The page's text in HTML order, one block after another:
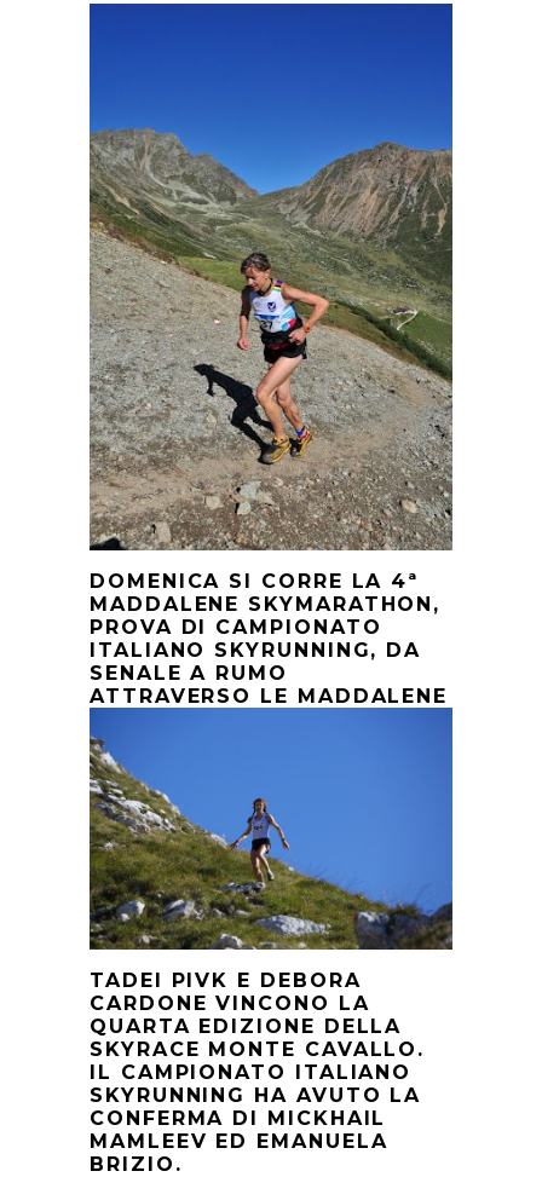
DOMENICA SI CORRE LA 4ª
MADDALENE SKYMARATHON,
PROVA DI CAMPIONATO
ITALIANO SKYRUNNING, DA
SENALE A RUMO
ATTRAVERSO LE MADDALENE
TADEI PIVK E DEBORA
CARDONE VINCONO LA
QUARTA EDIZIONE DELLA
SKYRACE MONTE CAVALLO.
IL CAMPIONATO ITALIANO
SKYRUNNING HA AVUTO LA
CONFERMA DI MICKHAIL
MAMLEEV ED EMANUELA
BRIZIO.